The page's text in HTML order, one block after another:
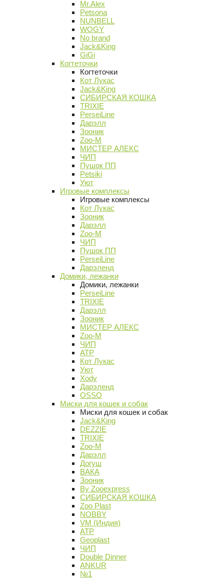
Mr.Alex
Petsona
NUNBELL
WOGY
No brand
Jack&King
GiGi
Когтеточки
Когтеточки
Кот Лукас
Jack&King
СИБИРСКАЯ КОШКА
TRIXIE
PerseiLine
Дарэлл
Зооник
Zoo-M
МИСТЕР АЛЕКС
ЧИП
Пушок ПП
Petsiki
Уют
Игровые комплексы
Игровые комплексы
Кот Лукас
Зооник
Дарэлл
Zoo-M
ЧИП
Пушок ПП
PerseiLine
Дарэленд
Домики, лежанки
Домики, лежанки
PerseiLine
TRIXIE
Дарэлл
Зооник
МИСТЕР АЛЕКС
Zoo-M
ЧИП
АТР
Кот Лукас
Уют
Xody
Дарэленд
OSSO
Миски для кошек и собак
Миски для кошек и собак
Jack&King
DEZZIE
TRIXIE
Zoo-M
Дарэлл
Догуш
ВАКА
Зооник
By Zooexpress
СИБИРСКАЯ КОШКА
Zoo Plast
NOBBY
VM (Индия)
АТР
Geoplast
ЧИП
Double Dinner
ANKUR
№1